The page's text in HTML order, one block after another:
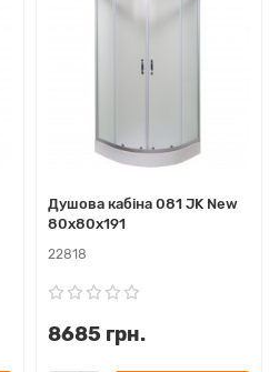
Душова кабіна 081 JK New
80x80x191
22818
8685 грн.